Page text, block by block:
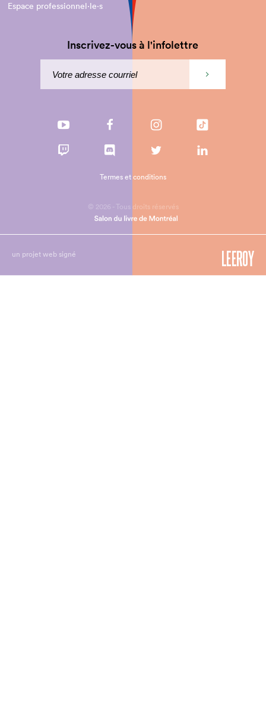
Espace professionnel·le⋅s
Inscrivez-vous à l'infolettre
© 2026 - Tous droits réservés
Termes et conditions
un projet web signé